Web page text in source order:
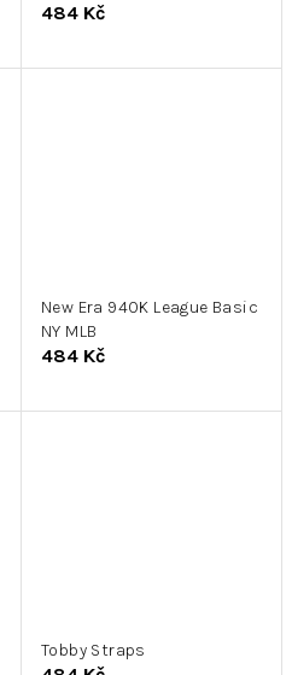
484 Kč
New Era 940K League Basic
NY MLB
484 Kč
Tobby Straps